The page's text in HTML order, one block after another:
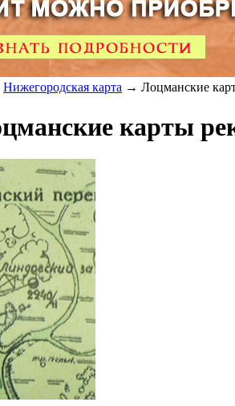
Нижегородская карта → Лоцманские
карты